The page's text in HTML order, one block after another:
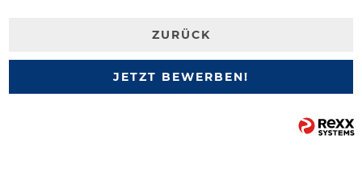
ZURÜCK
JETZT BEWERBEN!